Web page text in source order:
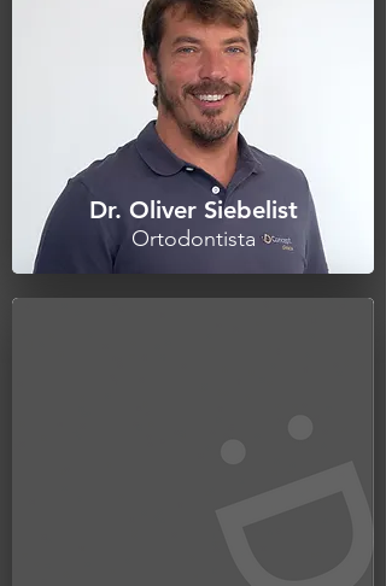
Dr. Oliver Siebelist
Ortodontista